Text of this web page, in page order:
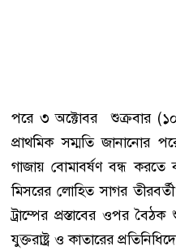
পরে ৩ অক্টোবর শুক্রবার (১০
প্রাথমিক সম্মতি জানানোর
গাজায় বোমাবর্ষণ বন্ধ
মিসরের লোহিত সাগর
ট্রাম্পের প্রস্তাবের ওপর
যুক্তরাষ্ট্র ও কাতারের